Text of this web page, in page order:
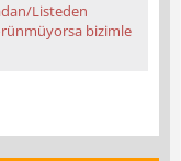
Listeden
bizimle